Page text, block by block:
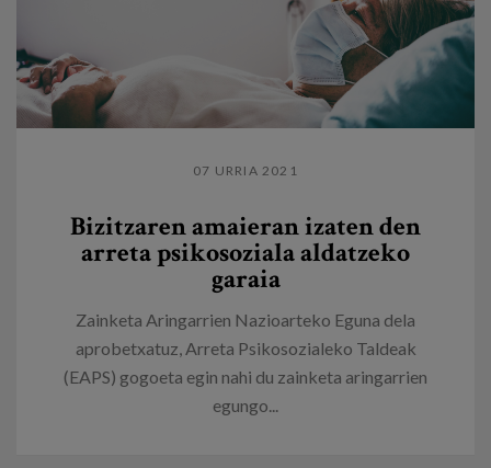
07 URRIA 2021
Bizitzaren amaieran izaten den
arreta psikosoziala aldatzeko
garaia
Zainketa Aringarrien Nazioarteko Eguna dela
aprobetxatuz, Arreta Psikosozialeko Taldeak
(EAPS) gogoeta egin nahi du zainketa aringarrien
egungo...